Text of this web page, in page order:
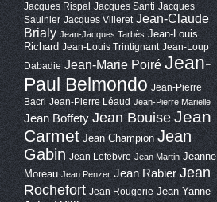
Jacques Rispal Jacques Santi Jacques
Saulnier Jacques Villeret Jean-Claude
Brialy Jean-Jacques Tarbès Jean-Louis
Richard Jean-Louis Trintignant Jean-Loup
Dabadie Jean-Marie Poiré Jean-
Paul Belmondo Jean-Pierre
Bacri Jean-Pierre Léaud Jean-Pierre Marielle
Jean Boffety Jean BouiseJean
Carmet Jean Champion Jean
Gabin Jean Lefebvre Jean Martin Jeanne
Moreau Jean Penzer Jean Rabier Jean
Rochefort Jean Rougerie Jean Yanne